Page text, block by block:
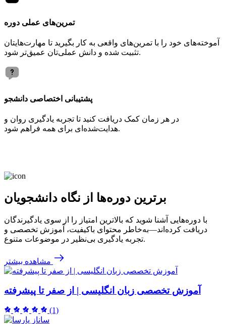
تمرین‌های عملی دوره
آموخته‌های خود را با تمرین‌های واقعی به کار بگیرید تا مهارت‌هایتان
تثبیت شده و دانش عملی‌تان عمیق‌تر شود.
پشتیبانی اختصاصی دانشجو
در هر زمان کمک دریافت کنید تا تجربه یادگیری روان و
هدایت‌شده‌ای برای همه فراهم شود.
برترین دوره‌ها از نگاه دانشجویان
با دوره‌هایی آشنا شوید که بالاترین امتیاز را از سوی یادگیرندگان
دریافت کرده‌اند—به‌خاطر محتوای باکیفیت، آموزش تخصصی و
تجربه یادگیری بی‌نظیر در موضوعات متنوع.
مشاهده بیشتر
آموزش تخصصی زبان انگلیسی | از صفر تا پیشرفته
(1)